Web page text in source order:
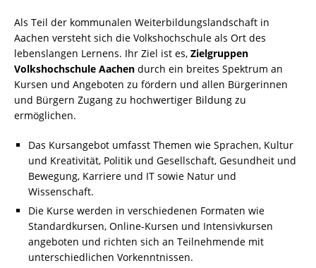
Als Teil der kommunalen Weiterbildungslandschaft in
Aachen versteht sich die Volkshochschule als Ort des
lebenslangen Lernens. Ihr Ziel ist es, Zielgruppen
Volkshochschule Aachen durch ein breites Spektrum an
Kursen und Angeboten zu fördern und allen Bürgerinnen
und Bürgern Zugang zu hochwertiger Bildung zu
ermöglichen.
Das Kursangebot umfasst Themen wie Sprachen, Kultur
und Kreativität, Politik und Gesellschaft, Gesundheit und
Bewegung, Karriere und IT sowie Natur und
Wissenschaft.
Die Kurse werden in verschiedenen Formaten wie
Standardkursen, Online-Kursen und Intensivkursen
angeboten und richten sich an Teilnehmende mit
unterschiedlichen Vorkenntnissen.